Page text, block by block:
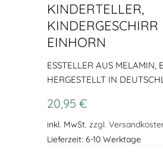
KINDERTELLER,
KINDERGESCHIRR
EINHORN
ESSTELLER AUS MELAMIN,
ERGESTELLT IN
20,95 €
inkl. MwSt. zzgl.
Lieferzeit: 6-10 Werktage